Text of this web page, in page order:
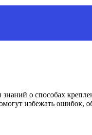
о способах
избежать ошибок,